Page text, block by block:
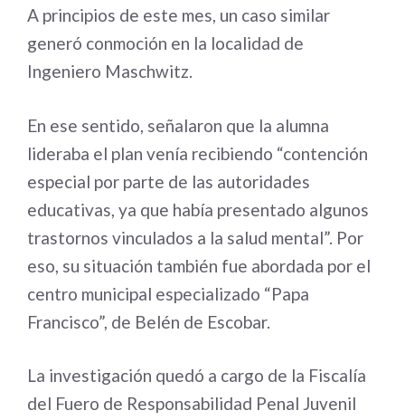
A principios de este mes, un caso similar
generó conmoción en la localidad de
Ingeniero Maschwitz.
En ese sentido, señalaron que la alumna
lideraba el plan venía recibiendo “contención
especial por parte de las autoridades
educativas, ya que había presentado algunos
trastornos vinculados a la salud mental”. Por
eso, su situación también fue abordada por el
centro municipal especializado “Papa
Francisco”, de Belén de Escobar.
La investigación quedó a cargo de la Fiscalía
del Fuero de Responsabilidad Penal Juvenil